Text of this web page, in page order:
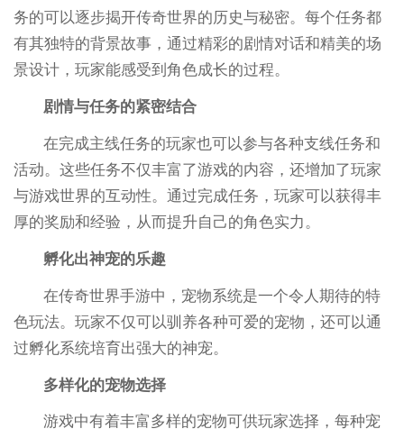
务的可以逐步揭开传奇世界的历史与秘密。每个任务都
有其独特的背景故事，通过精彩的剧情对话和精美的场
景设计，玩家能感受到角色成长的过程。
剧情与任务的紧密结合
在完成主线任务的玩家也可以参与各种支线任务和
活动。这些任务不仅丰富了游戏的内容，还增加了玩家
与游戏世界的互动性。通过完成任务，玩家可以获得丰
厚的奖励和经验，从而提升自己的角色实力。
孵化出神宠的乐趣
在传奇世界手游中，宠物系统是一个令人期待的特
色玩法。玩家不仅可以驯养各种可爱的宠物，还可以通
过孵化系统培育出强大的神宠。
多样化的宠物选择
游戏中有着丰富多样的宠物可供玩家选择，每种宠